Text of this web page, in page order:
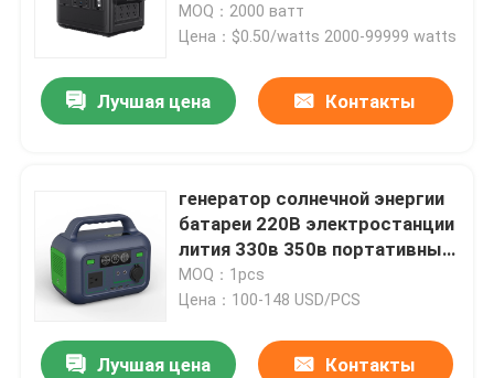
Дома
Контакты
Продукция
Видео
Way Quick
MOQ：2000 ватт
Цена：$0.50/watts 2000-99999 watts
Лучшая цена Контакты
генератор солнечной энергии
батареи 220В электростанции
лития 330в 350в портативный
мини
MOQ：1pcs
Цена：100-148 USD/PCS
Лучшая цена Контакты